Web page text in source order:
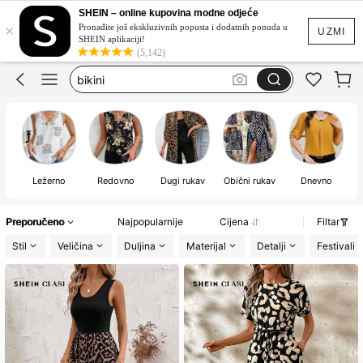
UZMI
×
SHEIN – online kupovina modne odjeće
Pronađite još ekskluzivnih popusta i dodatnih ponuda u
SHEIN aplikaciji!
(5,142)
svecane haljine za svadbu
bikini
kupaći za žene
wedding guest dress women
Ležerno Redovno Dugi rukav Obični rukav Dnevno
Preporučeno Najpopularnije Cijena
Filtar
Stil
Veličina Duljina Materijal Detalji Festivali